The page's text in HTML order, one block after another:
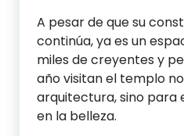
A pesar de que su
continúa, ya es un
miles de creyentes y
año visitan el templo
arquitectura, sino para
en la belleza.